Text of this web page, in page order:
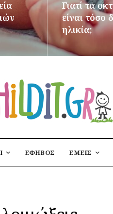
Γιατί τα
είναι τόσο
ηλικία;
ΠΕΡΙΣΣΌΤΕΡΑ
ΕΦΗΒΟΣ ΕΜΕΙΣ